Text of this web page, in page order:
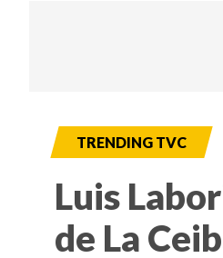
TRENDING TVC
Luis
de La